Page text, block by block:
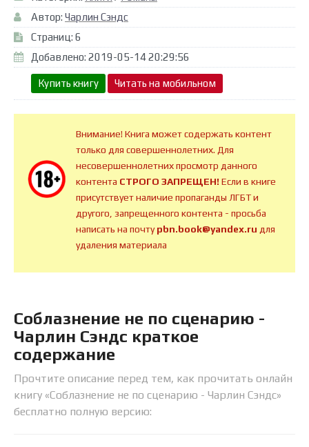
Автор: Чарлин Сэндс
Страниц: 6
Добавлено: 2019-05-14 20:29:56
Купить книгу Читать на мобильном
Внимание! Книга может содержать контент
только для совершеннолетних. Для
несовершеннолетних просмотр данного
контента СТРОГО ЗАПРЕЩЕН!Если в книге
присутствует наличие пропаганды ЛГБТ и
другого, запрещенного контента - просьба
написать на почтуpbn.book@yandex.ru для
удаления материала
Соблазнение не по сценарию -
Чарлин Сэндс краткое
содержание
Прочтите описание перед тем, как прочитать онлайн
книгу «Соблазнение не по сценарию - Чарлин Сэндс»
бесплатно полную версию: